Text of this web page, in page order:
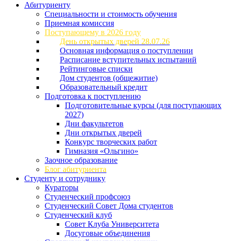
Абитуриенту
Специальности и стоимость обучения
Приемная комиссия
Поступающему в 2026 году
День открытых дверей 28.07.26
Основная информация о поступлении
Расписание вступительных испытаний
Рейтинговые списки
Дом студентов (общежитие)
Образовательный кредит
Подготовка к поступлению
Подготовительные курсы (для поступающих
2027)
Дни факультетов
Дни открытых дверей
Конкурс творческих работ
Гимназия «Ольгино»
Заочное образование
Блог абитуриента
Студенту и сотруднику
Кураторы
Студенческий профсоюз
Студенческий Совет Дома студентов
Студенческий клуб
Совет Клуба Университета
Досуговые объединения